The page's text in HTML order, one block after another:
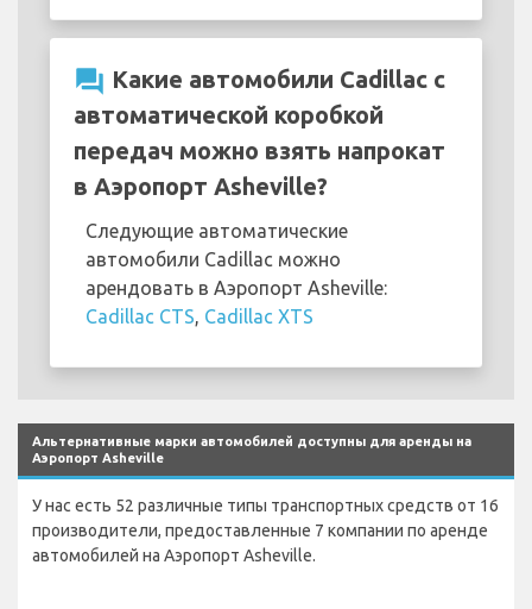
question_answer Какие автомобили Cadillac с
автоматической коробкой
передач можно взять напрокат
в Аэропорт Asheville?
Следующие автоматические
автомобили Cadillac можно
арендовать в Аэропорт Asheville:
Cadillac CTS, Cadillac XTS
Альтернативные марки автомобилей доступны для аренды на
Аэропорт Asheville
У нас есть 52 различные типы транспортных средств от 16
производители, предоставленные 7 компании по аренде
автомобилей на Аэропорт Asheville.